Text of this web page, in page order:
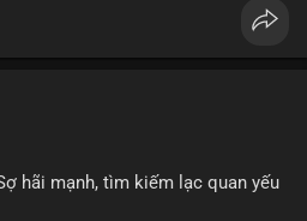
hãi mạnh, tìm kiếm lạc quan yếu